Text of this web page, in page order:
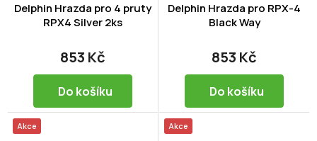
Delphin Hrazda pro 4 pruty
RPX4 Silver 2ks
853 Kč
Do košíku
Delphin Hrazda pro RPX-4
Black Way
853 Kč
Do košíku
Akce Akce